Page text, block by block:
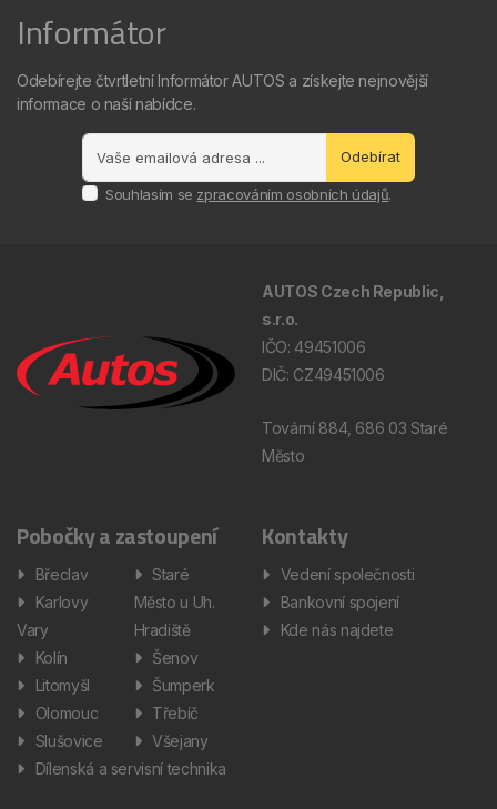
Informátor
Odebírejte čtvrtletní Informátor AUTOS a získejte nejnovější
informace o naší nabídce.
Odebírat
Souhlasím se zpracováním osobních údajů.
AUTOS Czech Republic,
s.r.o.
IČO: 49451006
DIČ: CZ49451006
Tovární 884, 686 03 Staré
Město
Pobočky a zastoupení
Břeclav
Karlovy
Vary
Kolín
Litomyšl
Olomouc
Slušovice
Staré
Město u Uh.
Hradiště
Šenov
Šumperk
Třebíč
Všejany
Dílenská a servisní technika
Kontakty
Vedení společnosti
Bankovní spojení
Kde nás najdete